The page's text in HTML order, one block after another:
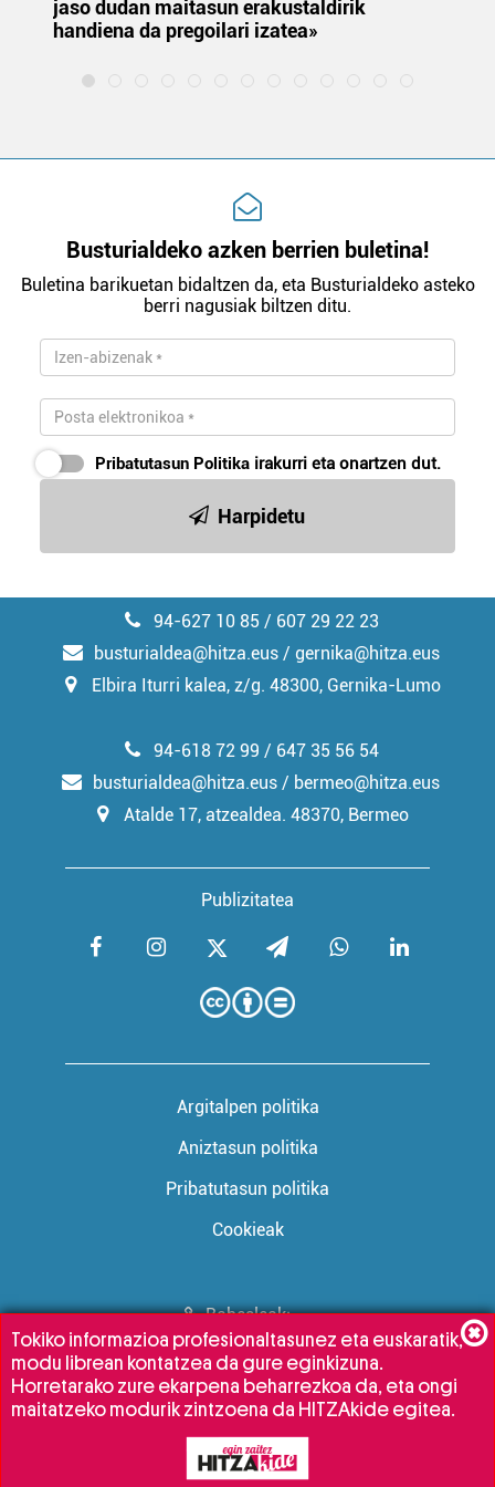
jaso dudan maitasun erakustaldirik
handiena da pregoilari izatea»
Busturialdeko azken berrien buletina!
Buletina barikuetan bidaltzen da, eta Busturialdeko asteko
berri nagusiak biltzen ditu.
Pribatutasun Politika irakurri eta onartzen dut.
Harpidetu
94-627 10 85 / 607 29 22 23
busturialdea@hitza.eus / gernika@hitza.eus
Elbira Iturri kalea, z/g. 48300, Gernika-Lumo
Publizitatea
94-618 72 99 / 647 35 56 54
busturialdea@hitza.eus / bermeo@hitza.eus
Atalde 17, atzealdea. 48370, Bermeo
Argitalpen politika
Aniztasun politika
Pribatutasun politika
Cookieak
Babesleak:
Tokiko informazioa profesionaltasunez eta euskaratik,
modu librean kontatzea da gure eginkizuna.
Horretarako zure ekarpena beharrezkoa da, eta ongi
maitatzeko modurik zintzoena da HITZAkide egitea.